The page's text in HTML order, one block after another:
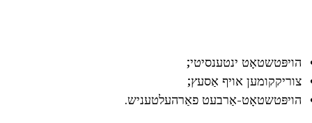
הויפּטשטאָט ינטענסיטי;
צוריקקומען אויף אַסעץ;
הויפּטשטאָט-אַרבעט פאַרהעלטעניש.